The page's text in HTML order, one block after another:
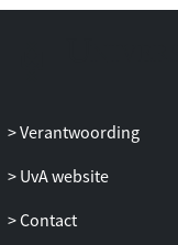
Verantwoording
UvA website
Contact